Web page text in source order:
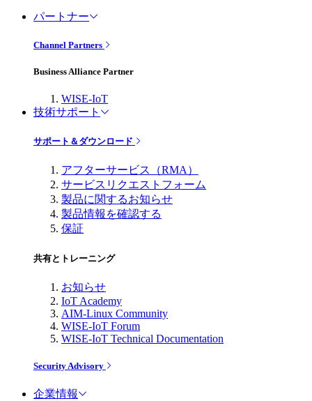
パートナー
Channel Partners
Business Alliance Partner
WISE-IoT
技術サポート
サポート＆ダウンロード
アフターサービス（RMA）
サービスリクエストフォーム
製品に関するお知らせ
製品情報を確認する
保証
共有とトレーニング
お知らせ
IoT Academy
AIM-Linux Community
WISE-IoT Forum
WISE-IoT Technical Documentation
Security Advisory
企業情報